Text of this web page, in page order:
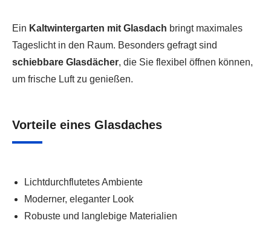
Ein Kaltwintergarten mit Glasdach bringt maximales
Tageslicht in den Raum. Besonders gefragt sind
schiebbare Glasdächer, die Sie flexibel öffnen können,
um frische Luft zu genießen.
Vorteile eines Glasdaches
Lichtdurchflutetes Ambiente
Moderner, eleganter Look
Robuste und langlebige Materialien